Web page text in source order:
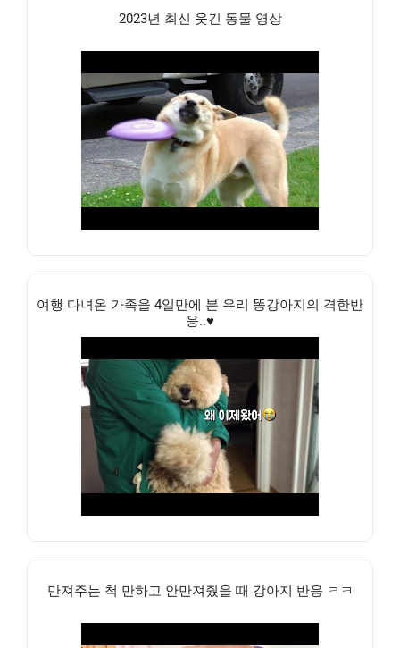
2023년 최신 웃긴 동물 영상
여행 다녀온 가족을 4일만에 본 우리 똥강아지의 격한반
응..♥
만져주는 척 만하고 안만져줬을 때 강아지 반응 ㅋㅋ